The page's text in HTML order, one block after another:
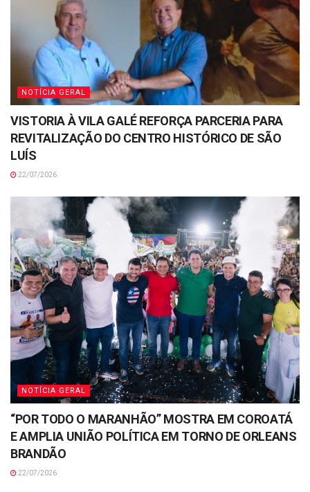
NOTÍCIA GERAL
VISTORIA À VILA GALÉ REFORÇA PARCERIA PARA
REVITALIZAÇÃO DO CENTRO HISTÓRICO DE SÃO
LUÍS
22/07/2026
NOTÍCIA GERAL
“POR TODO O MARANHÃO” MOSTRA EM COROATÁ
E AMPLIA UNIÃO POLÍTICA EM TORNO DE ORLEANS
BRANDÃO
22/07/2026